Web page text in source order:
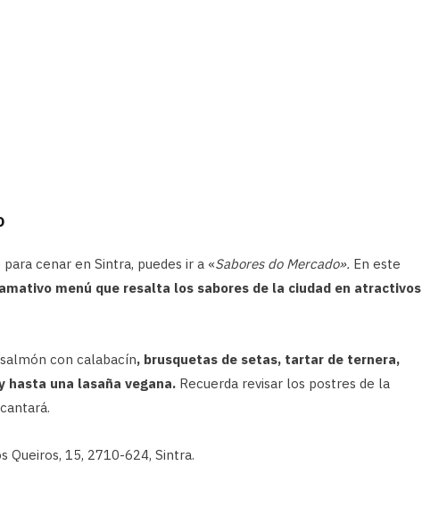
cenar en Sintra, puedes ir a «Sabores do Mercado». En este
menú que resalta los sabores de la ciudad en atractivos
con calabacín, brusquetas de setas, tartar de ternera,
hasta una lasaña vegana. Recuerda revisar los postres de la
Queiros, 15, 2710-624, Sintra.